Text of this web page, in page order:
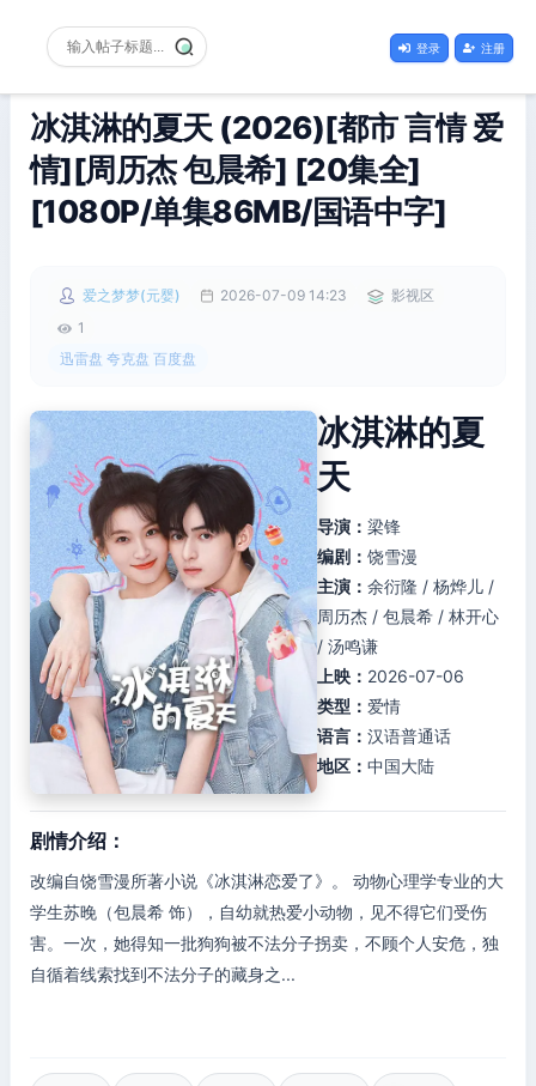
登录 注册
冰淇淋的夏天 (2026)[都市 言情 爱
情][周历杰 包晨希] [20集全]
[1080P/单集86MB/国语中字]
爱之梦梦(元婴) 2026-07-09 14:23
影视区
1
迅雷盘 夸克盘 百度盘
冰淇淋的夏
天
导演： 梁锋
编剧： 饶雪漫
主演： 余衍隆 / 杨烨儿 /
周历杰 / 包晨希 / 林开心
/ 汤鸣谦
上映： 2026-07-06
类型： 爱情
语言： 汉语普通话
地区： 中国大陆
剧情介绍：
改编自饶雪漫所著小说《冰淇淋恋爱了》。 动物心理学专业的大
学生苏晚（包晨希 饰），自幼就热爱小动物，见不得它们受伤
害。一次，她得知一批狗狗被不法分子拐卖，不顾个人安危，独
自循着线索找到不法分子的藏身之...